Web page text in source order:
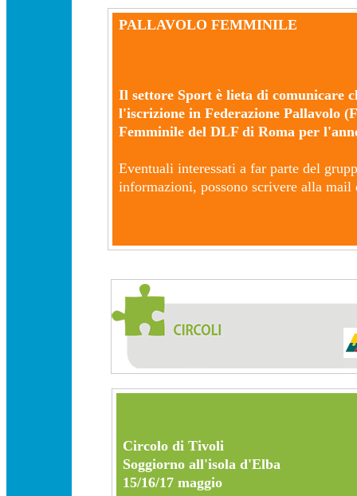
PALLAVOLO FEMMINILE
Il settore Sport è lieta di comunicare
l'iscrizione in Federazione Pallavolo
Femminile del DLF di Roma per
Eventuali interessati a far parte del
informazioni, possono scrivere alla
Circolo di Tivoli
Soggiorno all'isola d'Elba
15/16/17 maggio